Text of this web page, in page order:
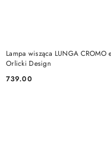
Lampa wisząca LUNGA CROMO
Orlicki Design
Cena:
739.00